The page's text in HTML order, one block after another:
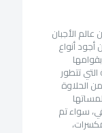
الأجبان
أجود أنواع
تتطور
الحلاوة
سواء تم